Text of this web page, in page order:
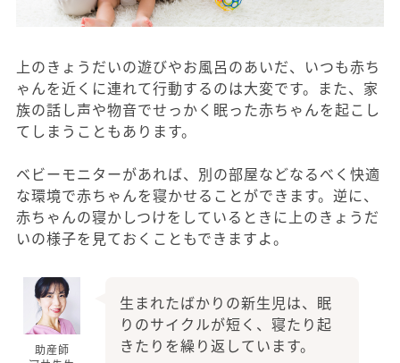
上のきょうだいの遊びやお風呂のあいだ、いつも赤ち
ゃんを近くに連れて行動するのは大変です。また、家
族の話し声や物音でせっかく眠った赤ちゃんを起こし
てしまうこともあります。
ベビーモニターがあれば、別の部屋などなるべく快適
な環境で赤ちゃんを寝かせることができます。逆に、
赤ちゃんの寝かしつけをしているときに上のきょうだ
いの様子を見ておくこともできますよ。
助産師
生まれたばかりの新生児は、眠
りのサイクルが短く、寝たり起
きたりを繰り返しています。